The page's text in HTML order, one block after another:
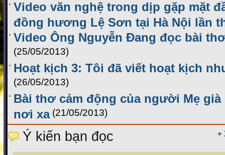
Video văn nghệ trong dịp gặp mặt
đồng hương Lệ Sơn tại Hà Nội lần
Video Ông Nguyễn Đang đọc bài
(25/05/2013)
Hoạt kịch 3: Tôi đã viết hoạt kịch
(26/05/2013)
Bài thơ cảm động của người Mẹ
nơi xa (21/05/2013)
+
Ý kiến bạn đọc